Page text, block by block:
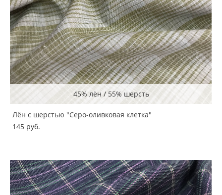
45% лён / 55% шерсть
Лён с шерстью "Серо-оливковая клетка"
145 pуб.